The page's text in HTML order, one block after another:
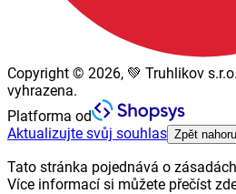
Copyright © 2026, 💚 Truhlikov
vyhrazena.
Platforma od
Aktualizujte svůj souhlas Zpět nahoru
Tato stránka pojednává o
Více informací si můžete přečíst